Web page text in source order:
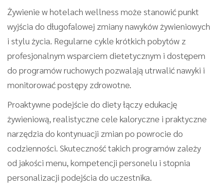
Żywienie w hotelach wellness może stanowić punkt
wyjścia do długofalowej zmiany nawyków żywieniowych
i stylu życia. Regularne cykle krótkich pobytów z
profesjonalnym wsparciem dietetycznym i dostępem
do programów ruchowych pozwalają utrwalić nawyki i
monitorować postępy zdrowotne.
Proaktywne podejście do diety łączy edukację
żywieniową, realistyczne cele kaloryczne i praktyczne
narzędzia do kontynuacji zmian po powrocie do
codzienności. Skuteczność takich programów zależy
od jakości menu, kompetencji personelu i stopnia
personalizacji podejścia do uczestnika.